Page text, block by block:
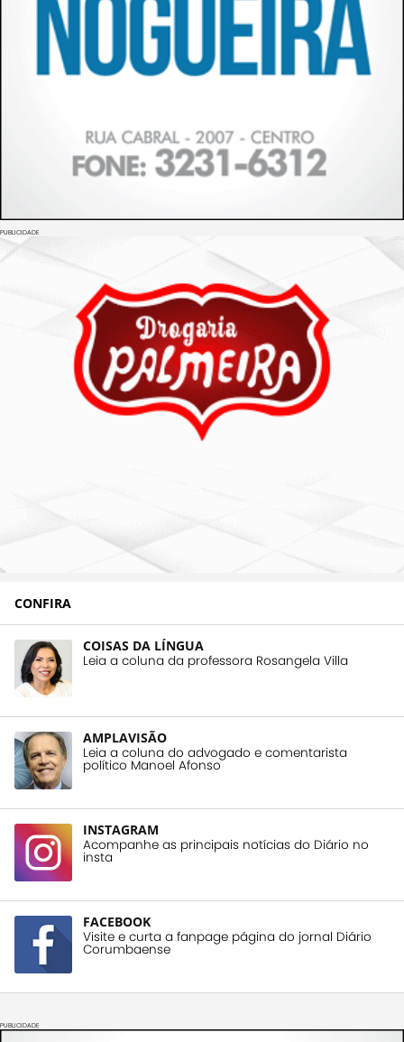
PUBLICIDADE
CONFIRA
COISAS DA LÍNGUA
Leia a coluna da professora Rosangela Villa
AMPLAVISÃO
Leia a coluna do advogado e comentarista
político Manoel Afonso
INSTAGRAM
Acompanhe as principais notícias do Diário no
insta
FACEBOOK
Visite e curta a fanpage página do jornal Diário
Corumbaense
PUBLICIDADE